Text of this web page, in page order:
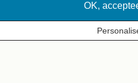
OK,